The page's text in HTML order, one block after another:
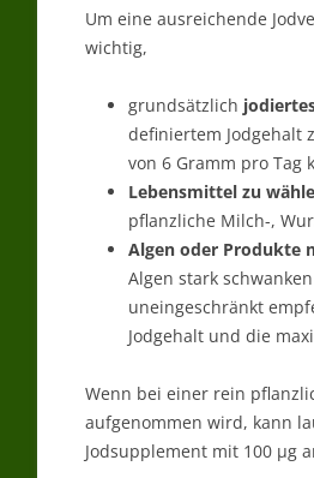
Um eine ausreichende
wichtig,
grundsätzlich
definiertem Jodgehalt
von 6 Gramm pro
Lebensmittel zu
pflanzliche Milch-,
Algen oder Produkte
Algen stark
uneingeschränkt
Jodgehalt und die
Wenn bei einer rein
aufgenommen wird, kann
Jodsupplement mit 100 µg